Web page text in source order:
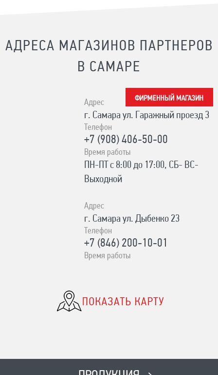
АДРЕСА МАГАЗИНОВ ПАРТНЕРОВ
В САМАРЕ
Адрес
г. Самара ул. Гаражный проезд 3
Телефон
+7 (908) 406-50-00
Время работы
ПН-ПТ с 8:00 до 17:00, СБ- ВС-
Выходной
Адрес
г. Самара ул. Дыбенко 23
Телефон
+7 (846) 200-10-01
Время работы
Адрес
Время работы
ПН-ВС с 8:00-19:00 Без выходных